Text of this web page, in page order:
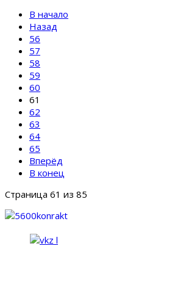
В начало
Назад
56
57
58
59
60
61
62
63
64
65
Вперёд
В конец
Страница 61 из 85